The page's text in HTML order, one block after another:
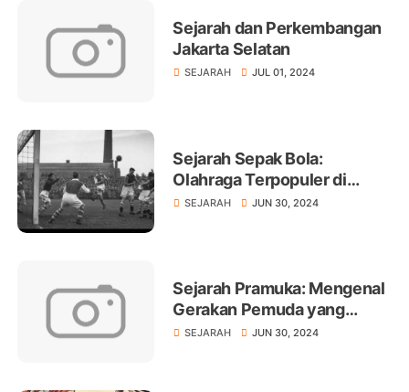
Sejarah dan Perkembangan
Jakarta Selatan
SEJARAH JUL 01, 2024
Sejarah Sepak Bola:
Olahraga Terpopuler di
Dunia
SEJARAH JUN 30, 2024
Sejarah Pramuka: Mengenal
Gerakan Pemuda yang
Melegenda
SEJARAH JUN 30, 2024